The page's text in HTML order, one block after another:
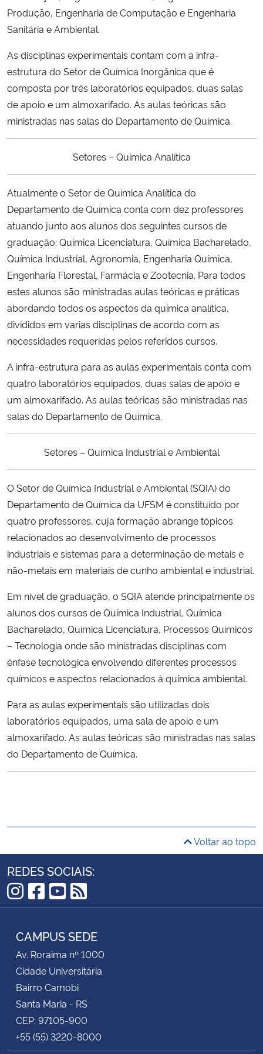
Produção, Engenharia de Computação e Engenharia
Sanitária e Ambiental.
As disciplinas experimentais contam com a infra-
estrutura do Setor de Química Inorgânica que é
composta por três laboratórios equipados, duas salas
de apoio e um almoxarifado. As aulas teóricas são
ministradas nas salas do Departamento de Química.
Setores – Química Analítica
Atualmente o Setor de Química Analítica do
Departamento de Química conta com dez professores
atuando junto aos alunos dos seguintes cursos de
graduação: Química Licenciatura, Química Bacharelado,
Química Industrial, Agronomia, Engenharia Química,
Engenharia Florestal, Farmácia e Zootecnia. Para todos
estes alunos são ministradas aulas teóricas e práticas
abordando todos os aspectos da química analítica,
divididos em varias disciplinas de acordo com as
necessidades requeridas pelos referidos cursos.
A infra-estrutura para as aulas experimentais conta com
quatro laboratórios equipados, duas salas de apoio e
um almoxarifado. As aulas teóricas são ministradas nas
salas do Departamento de Química.
Setores – Química Industrial e Ambiental
O Setor de Química Industrial e Ambiental (SQIA) do
Departamento de Química da UFSM é constituído por
quatro professores, cuja formação abrange tópicos
relacionados ao desenvolvimento de processos
industriais e sistemas para a determinação de metais e
não-metais em materiais de cunho ambiental e industrial.
Em nível de graduação, o SQIA atende principalmente os
alunos dos cursos de Química Industrial, Química
Bacharelado, Química Licenciatura, Processos Químicos
– Tecnologia onde são ministradas disciplinas com
ênfase tecnológica envolvendo diferentes processos
químicos e aspectos relacionados à química ambiental.
Para as aulas experimentais são utilizadas dois
laboratórios equipados, uma sala de apoio e um
almoxarifado. As aulas teóricas são ministradas nas salas
do Departamento de Química.
Voltar ao topo
REDES SOCIAIS:
Instagram
Facebook
YouTube
RSS
CAMPUS SEDE
Av. Roraima nº 1000
Cidade Universitária
Bairro Camobi
Santa Maria - RS
CEP: 97105-900
+55 (55) 3220-8000